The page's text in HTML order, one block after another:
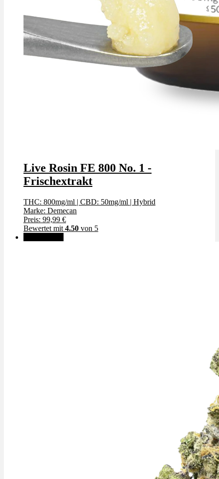
Live Rosin FE 800 No. 1 -
Frischextrakt
THC: 800mg/ml | CBD: 50mg/ml | Hybrid
Marke: Demecan
Preis: 99,99 €
Bewertet mit 4.50 von 5